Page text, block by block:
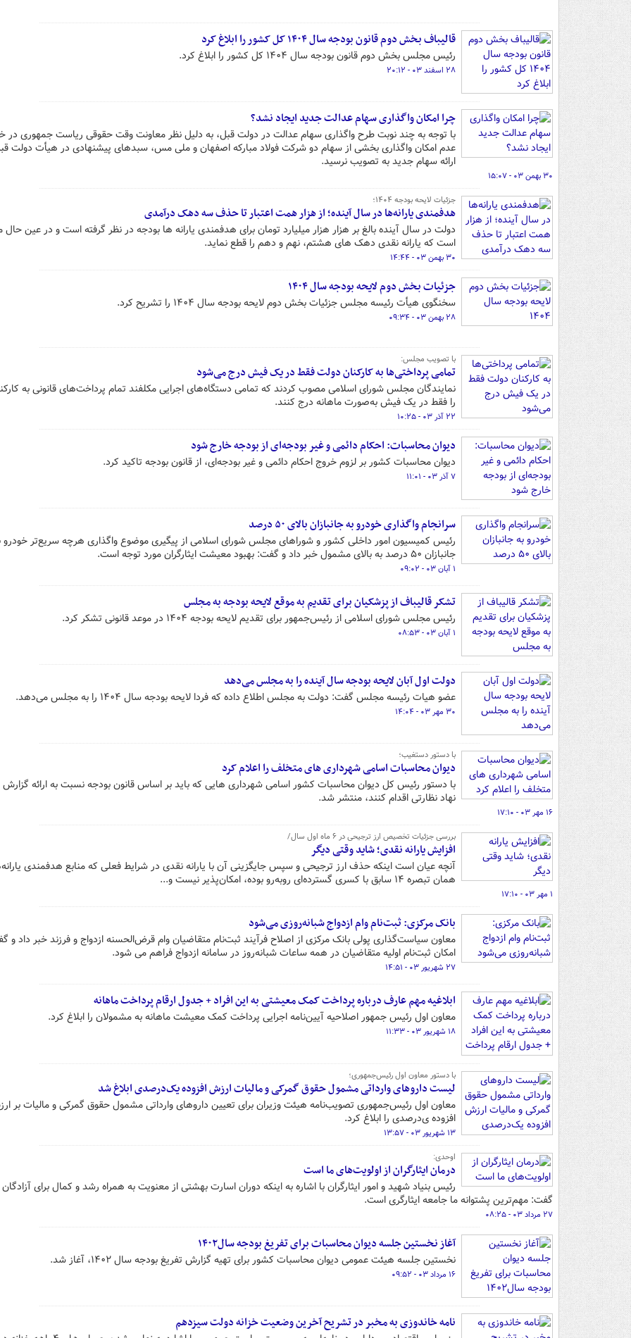
قالیباف بخش دوم قانون بودجه سال ۱۴۰۴ کل کشور را ابلاغ کرد
رئیس مجلس بخش دوم قانون بودجه سال ۱۴۰۴ کل کشور را ابلاغ کرد.
۲۸ اسفند ۰۳ - ۲۰:۱۲
چرا امکان واگذاری سهام عدالت جدید ایجاد نشد؟
با توجه به چند نوبت طرح واگذاری سهام عدالت در دولت قبل، به دلیل نظر معاونت وقت حقوقی ریاست جمهوری
عدم امکان واگذاری بخشی از سهام دو شرکت فولاد مبارکه اصفهان و ملی مس، سبدهای پیشنهادی در هیأت دولت
ارائه سهام جدید به تصویب نرسید.
۳۰ بهمن ۰۳ - ۱۵:۰۷
جزئیات لایحه بودجه ۱۴۰۴؛
هدفمندی یارانه‌ها در سال آینده؛ از هزار همت اعتبار تا حذف سه دهک درآمدی
دولت در سال آینده بالغ بر هزار هزار میلیارد تومان برای هدفمندی یارانه ها بودجه در نظر گرفته است و در عین حال
است که یارانه نقدی دهک های هشتم، نهم و دهم را قطع نماید.
۳۰ بهمن ۰۳ - ۱۴:۴۴
جزئیات بخش دوم لایحه بودجه سال ۱۴۰۴
سخنگوی هیأت رئیسه مجلس جزئیات بخش دوم لایحه بودجه سال ۱۴۰۴ را تشریح کرد.
۲۸ بهمن ۰۳ - ۰۹:۳۴
با تصویب مجلس:
تمامی پرداختی‌ها به کارکنان دولت فقط در یک فیش درج می‌شود
نمایندگان مجلس شورای اسلامی مصوب کردند که تمامی دستگاه‌های اجرایی مکلفند تمام پرداخت‌های قانونی به
را فقط در یک فیش به‌صورت ماهانه درج کنند.
۲۲ آذر ۰۳ - ۱۰:۲۵
دیوان محاسبات: احکام دائمی و غیر بودجه‌ای از بودجه خارج شود
دیوان محاسبات کشور بر لزوم خروج احکام دائمی و غیر بودجه‌ای، از قانون بودجه تاکید کرد.
۷ آذر ۰۳ - ۱۱:۰۱
سرانجام واگذاری خودرو به جانبازان بالای ۵۰ درصد
رئیس کمیسیون امور داخلی کشور و شوراهای مجلس شورای اسلامی از پیگیری موضوع واگذاری هرچه سریع‌تر خودرو
جانبازان ۵۰ درصد به بالای مشمول خبر داد و گفت: بهبود معیشت ایثارگران مورد توجه است.
۱ آبان ۰۳ - ۰۹:۰۲
تشکر قالیباف از پزشکیان برای تقدیم به موقع لایحه بودجه به مجلس
رئیس مجلس شورای اسلامی از رئیس‌جمهور برای تقدیم لایحه بودجه ۱۴۰۴ در موعد قانونی تشکر کرد.
۱ آبان ۰۳ - ۰۸:۵۳
دولت اول آبان لایحه بودجه سال آینده را به مجلس می‌دهد
عضو هیات رئیسه مجلس گفت: دولت به مجلس اطلاع داده که فردا لایحه بودجه سال ۱۴۰۴ را به مجلس می‌دهد.
۳۰ مهر ۰۳ - ۱۴:۰۴
با دستور دستغیب؛
دیوان محاسبات اسامی شهرداری های متخلف را اعلام کرد
با دستور رئیس کل دیوان محاسبات کشور اسامی شهرداری هایی که باید بر اساس قانون بودجه نسبت به ارائه گزارش
نهاد نظارتی اقدام کنند، منتشر شد.
۱۶ مهر ۰۳ - ۱۷:۱۰
بررسی جزئیات تخصیص ارز ترجیحی در ۶ ماه اول سال/
افزایش یارانه نقدی؛ شاید وقتی دیگر
آنچه عیان است اینکه حذف ارز ترجیحی و سپس جایگزینی آن با یارانه نقدی در شرایط فعلی که منابع هدفمندی
همان تبصره ۱۴ سابق با کسری گسترده‌ای روبه‌رو بوده، امکان‌پذیر نیست و...
۱ مهر ۰۳ - ۱۷:۱۰
بانک مرکزی: ثبت‌نام وام ازدواج شبانه‌روزی می‌شود
معاون سیاست‌گذاری پولی بانک مرکزی از اصلاح فرآیند ثبت‌نام متقاضیان وام قرض‌الحسنه ازدواج و فرزند خبر داد و
امکان ثبت‌نام اولیه متقاضیان در همه ساعات شبانه‌روز در سامانه ازدواج فراهم می شود.
۲۷ شهریور ۰۳ - ۱۴:۵۱
ابلاغیه مهم عارف درباره پرداخت کمک معیشتی به این افراد + جدول ارقام پرداخت ماهانه
معاون اول رئیس جمهور اصلاحیه آیین‌نامه اجرایی پرداخت کمک معیشت ماهانه به مشمولان را ابلاغ کرد.
۱۸ شهریور ۰۳ - ۱۱:۳۳
با دستور معاون اول رئیس‌جمهوری؛
لیست داروهای وارداتی مشمول حقوق گمرکی و مالیات ارزش افزوده یک‌درصدی ابلاغ شد
معاون اول رئیس‌جمهوری تصویب‌نامه هیئت وزیران برای تعیین داروهای وارداتی مشمول حقوق گمرکی و مالیات بر
افزوده ی‌درصدی را ابلاغ کرد.
۱۳ شهریور ۰۳ - ۱۳:۵۷
اوحدی:
درمان ایثارگران از اولویت‌های ما است
رئیس بنیاد شهید و امور ایثارگران با اشاره به اینکه دوران اسارت بهشتی از معنویت به همراه رشد و کمال برای آزادگان
گفت: مهم‌ترین پشتوانه ما جامعه ایثارگری است.
۲۷ مرداد ۰۳ - ۰۸:۲۵
آغاز نخستین جلسه دیوان محاسبات برای تفریغ بودجه سال۱۴۰۲
نخستین جلسه هیئت عمومی دیوان محاسبات کشور برای تهیه گزارش تفریغ بودجه سال ۱۴۰۲، آغاز شد.
۱۶ مرداد ۰۳ - ۰۹:۵۲
نامه خاندوزی به مخبر در تشریح آخرین وضعیت خزانه دولت سیزدهم